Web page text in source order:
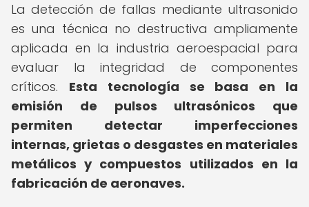
La detección de fallas mediante ultrasonido
es una técnica no destructiva ampliamente
aplicada en la industria aeroespacial para
evaluar la integridad de componentes
críticos. Esta tecnología se basa en la
emisión de pulsos ultrasónicos que
permiten detectar imperfecciones
internas, grietas o desgastes en materiales
metálicos y compuestos utilizados en la
fabricación de aeronaves.